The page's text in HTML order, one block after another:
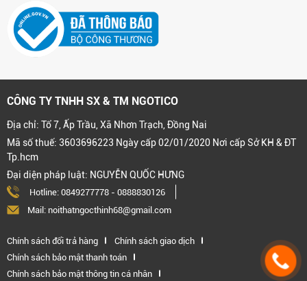
CÔNG TY TNHH SX & TM NGOTICO
Địa chỉ: Tổ 7, Ấp Trầu, Xã Nhơn Trạch, Đồng Nai
Mã số thuế: 3603696223 Ngày cấp 02/01/2020 Nơi cấp Sở KH & ĐT
Tp.hcm
Đại diện pháp luật: NGUYỄN QUỐC HƯNG
Hotline: 0849277778 - 0888830126
Mail: noithatngocthinh68@gmail.com
Chính sách đổi trả hàng
Chính sách giao dịch
Chính sách bảo mật thanh toán
Chính sách bảo mật thông tin cá nhân